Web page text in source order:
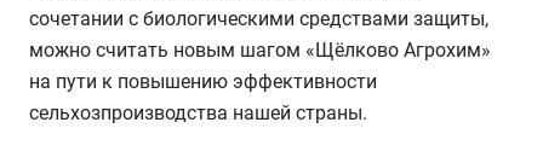
сочетании с биологическими средствами защиты,
можно считать новым шагом «Щёлково Агрохим»
на пути к повышению эффективности
сельхозпроизводства нашей страны.